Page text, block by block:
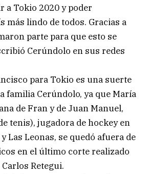
a Tokio 2020 y poder
más lindo de todos. Gracias a
parte para que esto se
Cerúndolo en sus redes
para Tokio es una suerte
familia Cerúndolo, ya que María
de Fran y de Juan Manuel,
tenis), jugadora de hockey en
Las Leonas, se quedó afuera de
en el último corte realizado
Retegui.